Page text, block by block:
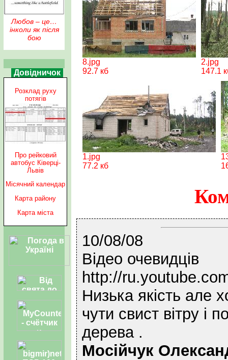
Любов – це…
інколи як після
бою
Довідничок
Розклад руху
потягів
Про рейковий
автобус Ківерці-
Львів
Місячний календар
Карта району
Карта міста
8.jpg
92.7 кб
2.jpg
147.1
1.jpg
77.2 кб
10/08/08
Відео очевидців
http://
Низька якість але
чути свист вітру і
дерева .
Мосійчук